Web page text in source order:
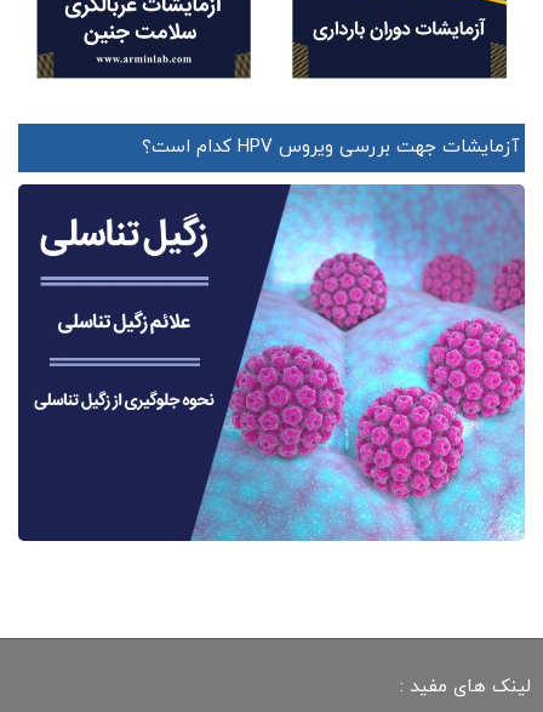
آزمایشات جهت بررسی ویروس HPV کدام است؟
لینک های مفید :